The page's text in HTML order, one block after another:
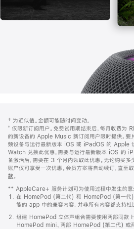
页
页
脚
注
‡ 为近似值。金额可能随时间变动。
⁺ 仅限新订阅用户。免费试用期结束后，每月收费为
的新设备的 Apple Music 新订阅用户限时提供。要
频设备与运行最新版本 iOS 或 iPadOS 的 Apple
Watch 兑换此优惠，需要与运行最新版本 iOS 的
备激活后，需要在 3 个月内领取此优惠。无论购买
账户仅可享受一次优惠。会员方案将自动续订，直至
款。
窗
口
中
打
开)
** AppleCare+ 服务计划可为使用过程中发生的意
在 HomePod (第二代) 和 HomePod (第一代)
能的 app 中的兼容内容。并非所有内容都支持杜
组建 HomePod 立体声组合需要使用两部同款
HomePod mini、两部 HomePod (第二代) 或